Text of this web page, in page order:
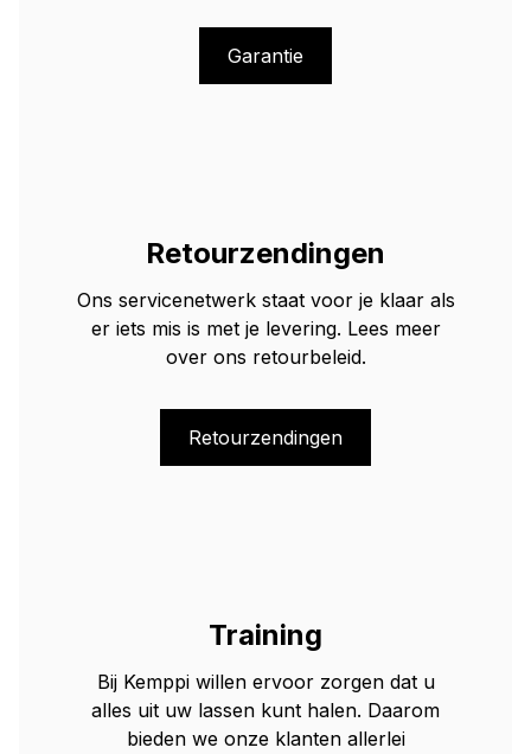
Garantie
Retourzendingen
Ons servicenetwerk staat voor je klaar als
er iets mis is met je levering. Lees meer
over ons retourbeleid.
Retourzendingen
Training
Bij Kemppi willen ervoor zorgen dat u
alles uit uw lassen kunt halen. Daarom
bieden we onze klanten allerlei